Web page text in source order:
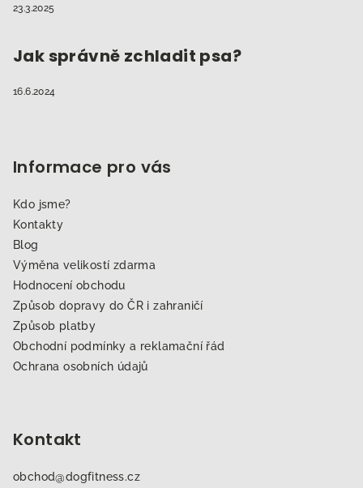
23.3.2025
Jak správně zchladit psa?
16.6.2024
Informace pro vás
Kdo jsme?
Kontakty
Blog
Výměna velikostí zdarma
Hodnocení obchodu
Způsob dopravy do ČR i zahraničí
Způsob platby
Obchodní podmínky a reklamační řád
Ochrana osobních údajů
Kontakt
obchod@dogfitness.cz